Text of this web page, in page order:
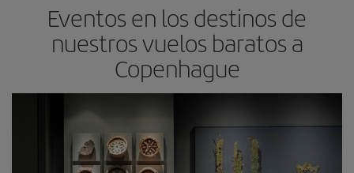
Eventos en los destinos de
nuestros vuelos baratos a
Copenhague